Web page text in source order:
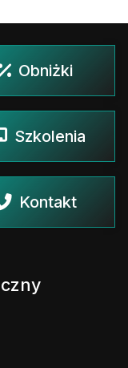
Obniżki
Szkolenia
Kontakt